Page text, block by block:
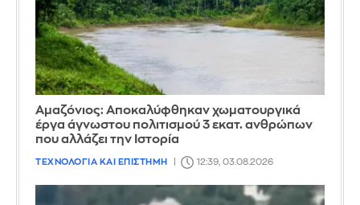
Αμαζόνιος: Αποκαλύφθηκαν χωματουργικά
έργα άγνωστου πολιτισμού 3 εκατ. ανθρώπων
που αλλάζει την Iστορία
ΤΕΧΝΟΛΟΓΙΑ ΚΑΙ ΕΠΙΣΤΗΜΗ 12:39, 03.08.2026